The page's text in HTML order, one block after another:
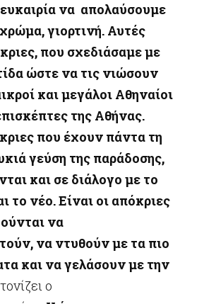
να απολαύσουμε
γιορτινή. Αυτές
που σχεδιάσαμε με
ώστε να τις νιώσουν
και μεγάλοι Αθηναίοι
της Αθήνας.
που έχουν πάντα τη
γεύση της παράδοσης,
και σε διάλογο με το
το νέο. Είναι οι απόκριες
να
να ντυθούν με τα πιο
και να γελάσουν με την
ο